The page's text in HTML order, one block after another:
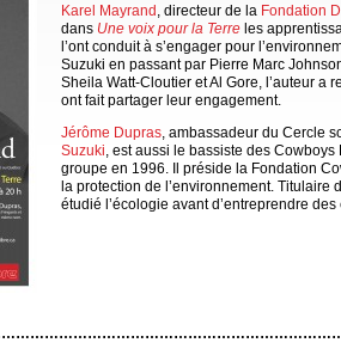
Karel Mayrand , directeur de la Fondation
dans Une voix pour la Terre les
l’ont conduit à s’engager pour
Suzuki en passant par Pierre Marc
Sheila Watt-Cloutier et Al Gore, l’auteur a
ont fait partager leur engagement.
Jérôme Dupras, ambassadeur du Cercle
Suzuki, est aussi le bassiste des
groupe en 1996. Il préside la Fondation
la protection de l’environnement. Titulaire
étudié l’écologie avant d’entreprendre